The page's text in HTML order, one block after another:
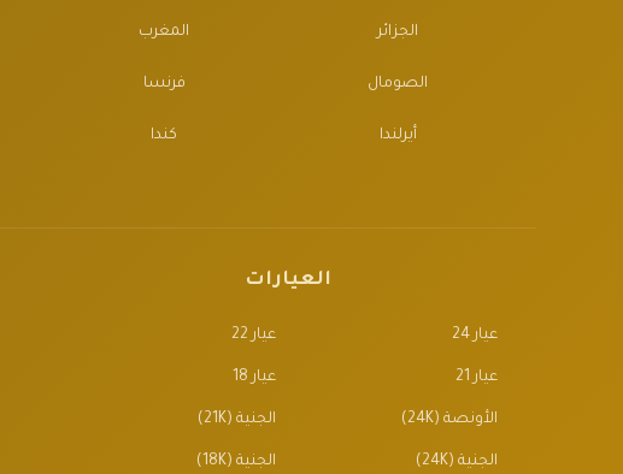
الجزائر المغرب
الصومال فرنسا
أيرلندا كندا
العيارات
عيار 24 عيار 22
عيار 21 عيار 18
الأونصة (24K) الجنية (21K)
الجنية (24K) الجنية (18K)